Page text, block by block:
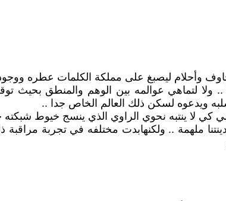
وأحلام ليصبغ على مملكة الكلمات عطره
ولا لتماهي عوالمه بين الوهم والمنطق بحيث
ويدعوه لسكن ذلك العالم الخاص جدا ..
كي لا ينتبه نحوي الراوي الذي ينسج خيوط
ملهمة .. ولكنهابدت مختلفه في تجربة